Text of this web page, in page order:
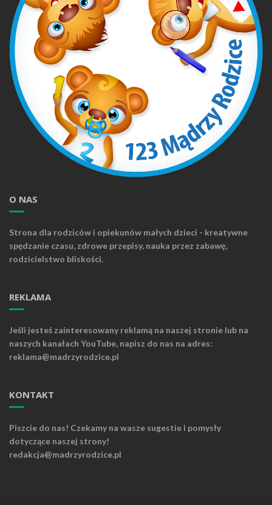
O NAS
Strona dla rodziców i opiekunów małych dzieci - kreatywne
spędzanie czasu, zdrowe przepisy, nauka przez zabawę,
rodzicielstwo bliskości.
REKLAMA
Jeśli jesteś zainteresowany reklamą na naszej stronie lub na
naszych kanałach YouTube, napisz do nas na adres:
reklama@madrzyrodzice.pl
KONTAKT
Piszcie do nas! Czekamy na wasze sugestie i pomysły
dotyczące naszej strony!
redakcja@madrzyrodzice.pl